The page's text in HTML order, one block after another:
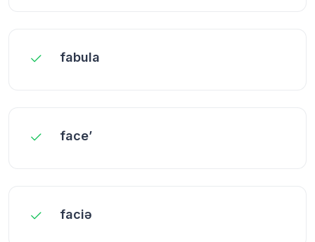
fabula
face’
faciə